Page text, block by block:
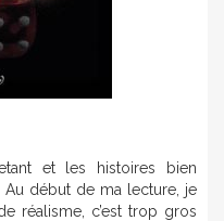
et les histoires bien
début de ma lecture, je
réalisme, c’est trop gros